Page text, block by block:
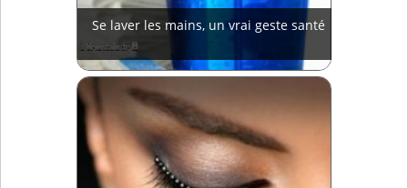
Se laver les mains, un vrai geste santé